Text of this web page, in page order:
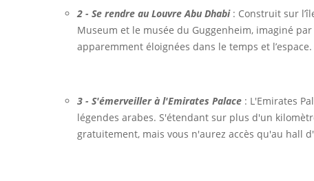
2 - Se rendre au Louvre Abu Dhabi : Construit sur
Museum et le musée du Guggenheim, imaginé
apparemment éloignées dans le temps et l’espace.
3 - S'émerveiller à l'Emirates Palace : L'Emirates
légendes arabes. S'étendant sur plus d'un
gratuitement, mais vous n'aurez accès qu'au hall